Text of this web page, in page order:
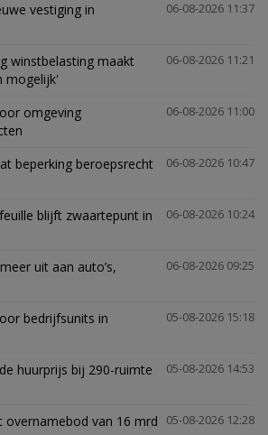
06-08-2026 11:37
vestiging in
06-08-2026 11:21
winstbelasting maakt
mogelijk'
06-08-2026 11:00
omgeving
06-08-2026 10:47
beperking beroepsrecht
06-08-2026 10:24
blijft zwaartepunt in
06-08-2026 09:25
uit aan auto’s,
05-08-2026 15:18
bedrijfsunits in
05-08-2026 14:53
huurprijs bij 290-ruimte
05-08-2026 12:28
overnamebod van 16 mrd